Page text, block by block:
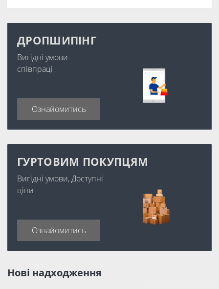
ДРОПШИПІНГ
Вигідні умови
співпраці
Ознайомитись
ГУРТОВИМ ПОКУПЦЯМ
Вигідні умови, Доступні
ціни
Ознайомитись
Нові надходження